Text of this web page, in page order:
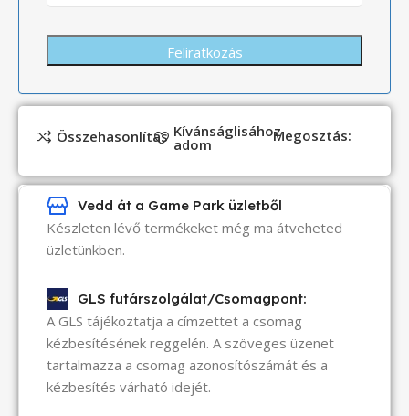
Összehasonlítás Kívánságlisához
adom Megosztás:
Vedd át a Game Park üzletből
Készleten lévő termékeket még ma átveheted
üzletünkben.
GLS futárszolgálat/Csomagpont:
A GLS tájékoztatja a címzettet a csomag
kézbesítésének reggelén. A szöveges üzenet
tartalmazza a csomag azonosítószámát és a
kézbesítés várható idejét.